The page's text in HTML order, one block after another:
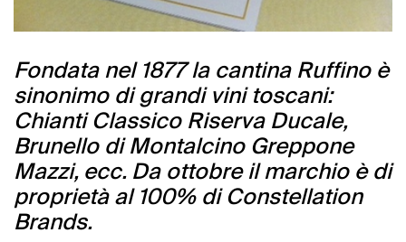
Fondata nel 1877 la cantina Ruffino è
sinonimo di grandi vini toscani:
Chianti Classico Riserva Ducale,
Brunello di Montalcino Greppone
Mazzi, ecc. Da ottobre il marchio è di
proprietà al 100% di Constellation
Brands.